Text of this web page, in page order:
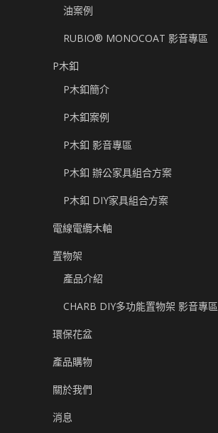
油案例
RUBIO® MONOCOAT 影音專區
P木釦
P木釦簡介
P木釦案例
P木釦 影音專區
P木釦 辦公家具組合方案
P木釦 DIY家具組合方案
電線電纜木軸
置物架
產品介紹
CHARB DIY多功能置物架 影音專區
環保花盆
產品購物
關於我們
消息